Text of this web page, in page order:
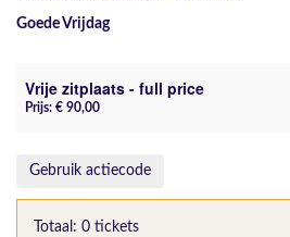
Goede Vrijdag
Vrije zitplaats - full price
Prijs: € 90,00
Gebruik actiecode
Totaal: 0 tickets